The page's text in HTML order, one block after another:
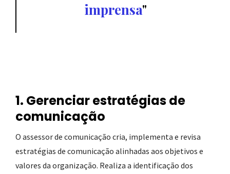
imprensa
1. Gerenciar estratégias de
comunicação
O assessor de comunicação cria, implementa e revisa
estratégias de comunicação alinhadas aos objetivos e
valores da organização. Realiza a identificação dos